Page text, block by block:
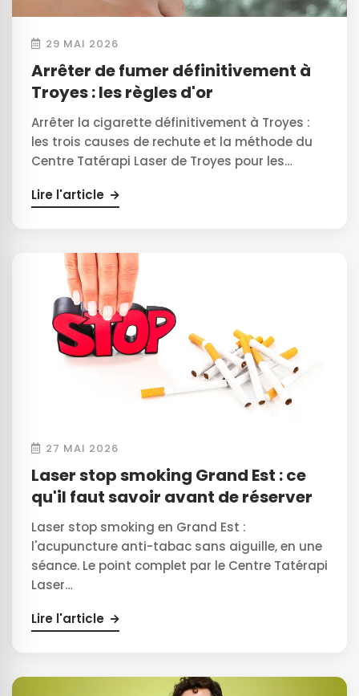
29 MAI 2026
Arrêter de fumer définitivement à
Troyes : les règles d'or
Arrêter la cigarette définitivement à Troyes :
les trois causes de rechute et la méthode du
Centre Tatérapi Laser de Troyes pour les…
Lire l'article
27 MAI 2026
Laser stop smoking Grand Est : ce
qu'il faut savoir avant de réserver
Laser stop smoking en Grand Est :
l'acupuncture anti-tabac sans aiguille, en une
séance. Le point complet par le Centre Tatérapi
Laser…
Lire l'article